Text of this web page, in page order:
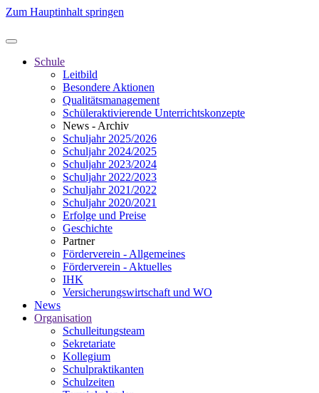
Zum Hauptinhalt springen
Schule
Leitbild
Besondere Aktionen
Qualitätsmanagement
Schüleraktivierende Unterrichtskonzepte
News - Archiv
Schuljahr 2025/2026
Schuljahr 2024/2025
Schuljahr 2023/2024
Schuljahr 2022/2023
Schuljahr 2021/2022
Schuljahr 2020/2021
Erfolge und Preise
Geschichte
Partner
Förderverein - Allgemeines
Förderverein - Aktuelles
IHK
Versicherungswirtschaft und WO
News
Organisation
Schulleitungsteam
Sekretariate
Kollegium
Schulpraktikanten
Schulzeiten